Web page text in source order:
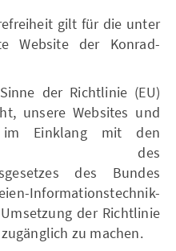
gilt für die unter
Website der Konrad-
der Richtlinie (EU)
unsere Websites und
im Einklang mit den
des
des Bundes
Informationstechnik-
der Richtlinie
zu machen.